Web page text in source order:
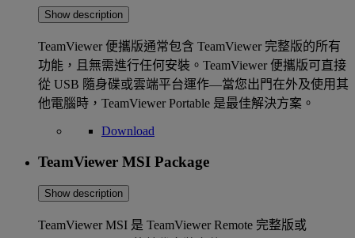
Show description
TeamViewer 便攜版通常包含 TeamViewer 完整版的所有
功能，且無需進行任何安裝。TeamViewer 便攜版可直接
從 USB 隨身碟或雲端平台運作—當您出門在外及使用其
他電腦時，TeamViewer Portable 是最佳解決方案。
Download
TeamViewer MSI Package
Show description
TeamViewer MSI 是 TeamViewer Remote 完整版或